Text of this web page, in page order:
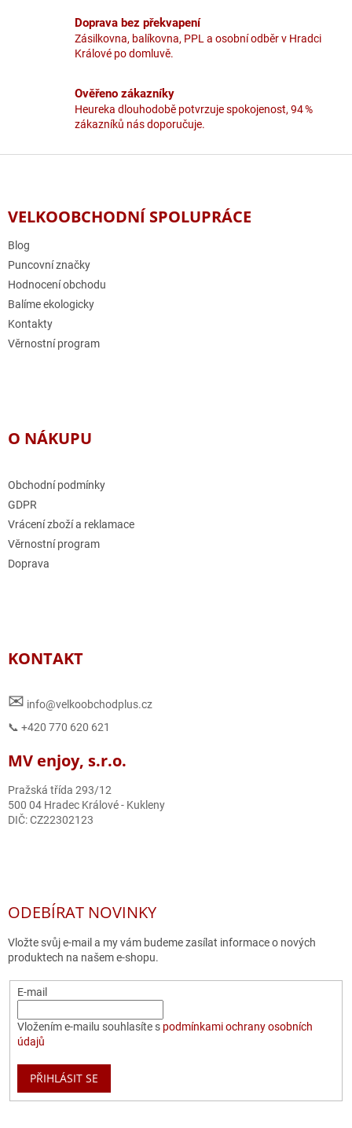
y
v
u
Doprava bez překvapení
Zásilkovna, balíkovna, PPL a osobní odběr v Hradci
Králové po domluvě.
Ověřeno zákazníky
Heureka dlouhodobě potvrzuje spokojenost, 94 %
zákazníků nás doporučuje.
Z
VELKOOBCHODNÍ SPOLUPRÁCE
Blog
Puncovní značky
Hodnocení obchodu
Balíme ekologicky
Kontakty
Věrnostní program
O NÁKUPU
Obchodní podmínky
GDPR
Vrácení zboží a reklamace
Věrnostní program
Doprava
KONTAKT
✉ info@velkoobchodplus.cz
📞 +420 770 620 621
MV enjoy, s.r.o.
Pražská třída 293/12
500 04 Hradec Králové - Kukleny
DIČ: CZ22302123
ODEBÍRAT NOVINKY
Vložte svůj e-mail a my vám budeme zasílat informace o nových
produktech na našem e-shopu.
E-mail
Vložením e-mailu souhlasíte s podmínkami ochrany osobních
údajů
PŘIHLÁSIT SE